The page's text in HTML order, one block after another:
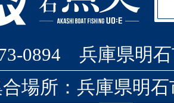
0894 兵庫県明石
場所：兵庫県明